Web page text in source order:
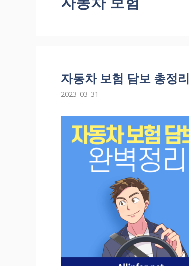
자동차 보험 담보 총정리
2023-03-31